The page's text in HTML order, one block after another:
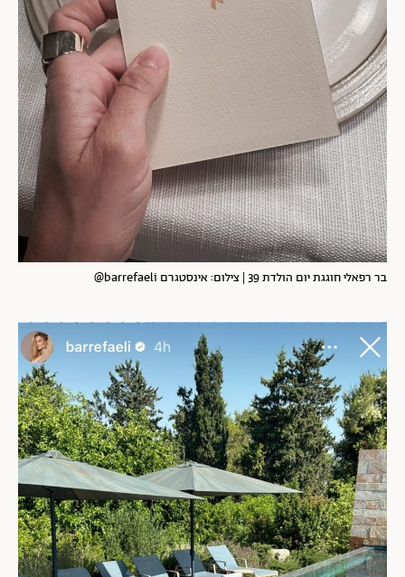
בר רפאלי חוגגת יום הולדת 39 | צילום: אינסטגרם barrefaeli@